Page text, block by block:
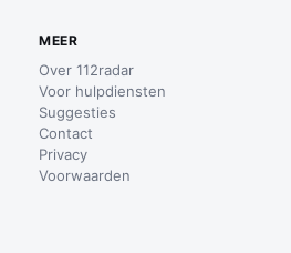
MEER
Over 112radar
Voor hulpdiensten
Suggesties
Contact
Privacy
Voorwaarden